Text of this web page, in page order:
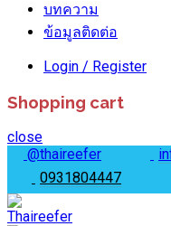
บทความ
ข้อมูลติดต่อ
Login / Register
Shopping cart
close
@thaireefer
0931804447